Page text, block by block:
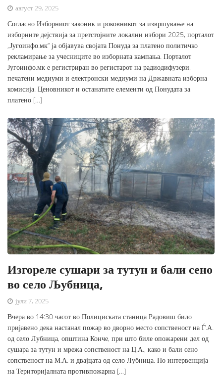
август 29, 2025
Согласно Изборниот законик и роковникот за извршување на
изборните дејствија за претстојните локални избори 2025, порталот
„Југоинфо.мк“ ја објавува својата Понуда за платено политичко
рекламирање за учесниците во изборната кампања. Порталот
Југоинфо.мк е регистриран во регистарот на радиодифузери,
печатени медиуми и електронски медиуми на Државната изборна
комисија. Ценовникот и останатите елементи од Понудата за
платено […]
Изгореле сушари за тутун и бали сено
во село Љубница,
јули 7, 2025
Вчера во 14:30 часот во Полициската станица Радовиш било
пријавено дека настанал пожар во дворно место сопственост на Ѓ.А.
од село Лубница, општина Конче, при што биле опожарени дел од
сушара за тутун и мрежа сопственост на Ц.А., како и бали сено
сопственост на М.А. и двајцата од село Лубница. По интервенција
на Територијалната противпожарна […]